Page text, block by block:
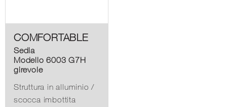
COMFORTABLE
Sedia
Modello 6003 G7H
girevole
Struttura in alluminio /
scocca imbottita